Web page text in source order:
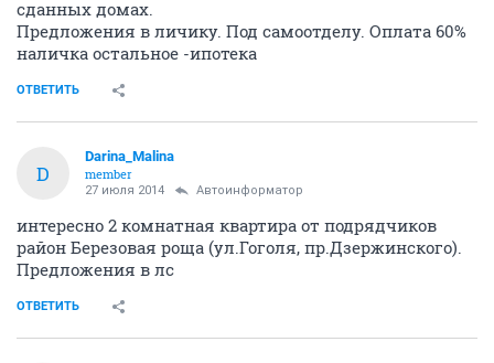
сданных домах.
Предложения в личику. Под самоотделу. Оплата 60%
наличка остальное -ипотека
ОТВЕТИТЬ
D
Darina_Malina
member
27 июля 2014 Автоинформатор
интересно 2 комнатная квартира от подрядчиков
район Березовая роща (ул.Гоголя, пр.Дзержинского).
Предложения в лс
ОТВЕТИТЬ